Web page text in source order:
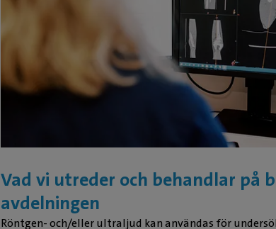
Vad vi utreder och behandlar på
avdelningen
Röntgen- och/eller ultraljud kan användas för
👍🏻